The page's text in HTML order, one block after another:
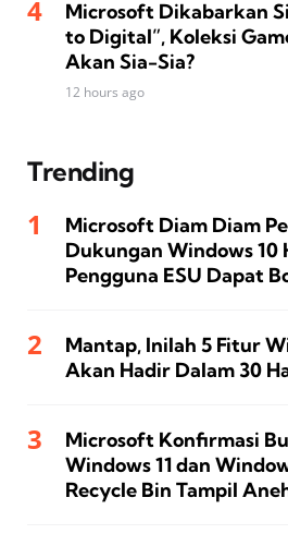
Microsoft Dikabarkan
to Digital”, Koleksi
Akan Sia-Sia?
12 hours ago
Trending
Microsoft Diam Diam
Dukungan Windows 10
Pengguna ESU Dapat
Mantap, Inilah 5 Fitur
Akan Hadir Dalam 30
Microsoft Konfirmasi
Windows 11 dan
Recycle Bin Tampil